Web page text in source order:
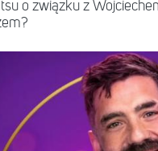
o związku z